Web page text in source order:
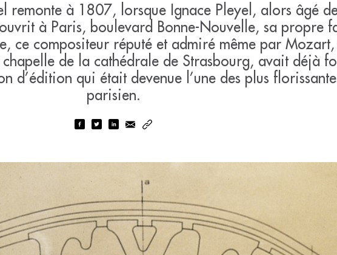
remonte à 1807, lorsque Ignace Pleyel, alors âgé
à Paris, boulevard Bonne-Nouvelle, sa propre
ce compositeur réputé et admiré même par
de la cathédrale de Strasbourg, avait déjà
d’édition qui était devenue l’une des plus
parisien.